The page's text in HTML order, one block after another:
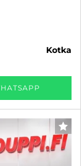
kotka